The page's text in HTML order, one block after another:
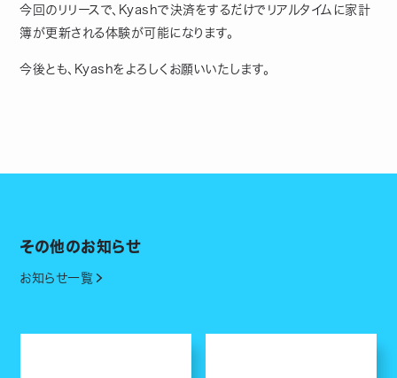
今回のリリースで、Kyashで決済をするだけでリアルタイムに家計
簿が更新される体験が可能になります。
今後とも、Kyashをよろしくお願いいたします。
その他のお知らせ
お知らせ一覧